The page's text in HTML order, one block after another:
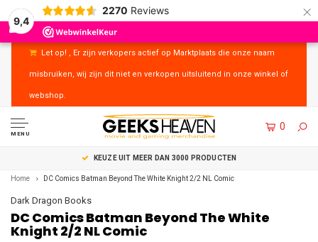
9,4
2270 Reviews ×
Let op! , Er zijn verkopers actief op Marktplaats die onze naam
misbruiken, wij zijn dit niet en verkopen uitsluitend in onze winkel of
webshop.
MENU
0
UITSTEKENDE KLANTENSERVICE
Home DC Comics Batman Beyond The White Knight 2/2 NL Comic
Dark Dragon Books
DC Comics Batman Beyond The White
Knight 2/2 NL Comic